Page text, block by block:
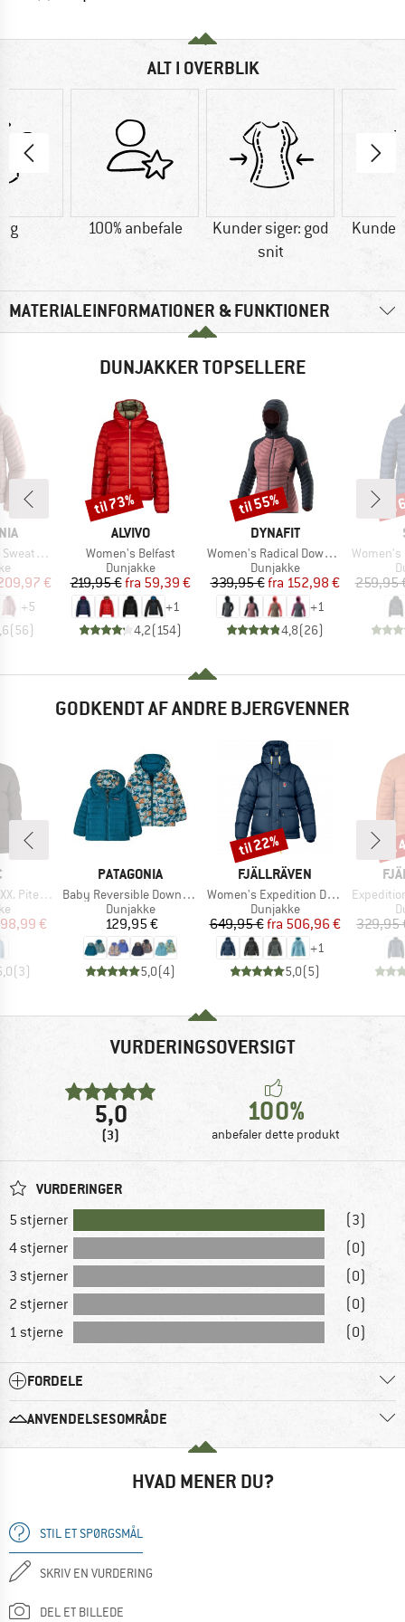
ALT I OVERBLIK
g 100% anbefale
Kunder siger: god
snit
Kunder
MATERIALEINFORMATIONER & FUNKTIONER
DUNJAKKER TOPSELLERE
Hoody
pris
€
+5
(56)
MÆRKE
ALVIVO
Artikel
Women's Belfast
Produktgruppe
Dunjakke
Pris
219,95 € Nedsat pris
fra 59,39 €
+1
4,2(154)
Rabat
til 73%
MÆRKE
DYNAFIT
Artikel
Women's Radical Down Hood Jacket
Produktgruppe
Dunjakke
Pris
339,95 € Nedsat pris
fra 152,98 €
+1
4,8(26)
Rabat
til 55%
Artikel
Women's
259,95
GODKENDT AF ANDRE BJERGVENNER
Jacket
pris
98,99 €
(3)
MÆRKE
PATAGONIA
Artikel
Baby Reversible Down Sweater Hoody
Produktgruppe
Dunjakke
Pris
129,95 €
5,0(4)
MÆRKE
FJÄLLRÄVEN
Artikel
Women's Expedition Down Lite Jacket
Produktgruppe
Dunjakke
Pris
649,95 € Nedsat pris
fra 506,96 €
+1
5,0(5)
Rabat
til 22%
Artikel
Expedition
329,95
VURDERINGSOVERSIGT
5,0
(3)
100%
anbefaler dette produkt
VURDERINGER
5 stjerner
(3)
4 stjerner
(0)
3 stjerner
(0)
2 stjerner
(0)
1 stjerne
(0)
FORDELE
ANVENDELSESOMRÅDE
HVAD MENER DU?
STIL ET SPØRGSMÅL
SKRIV EN VURDERING
DEL ET BILLEDE